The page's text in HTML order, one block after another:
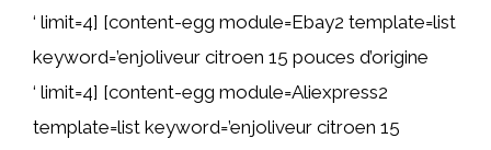
‘ limit=4] [content-egg module=Ebay2 template=list
keyword=’enjoliveur citroen 15 pouces d’origine
‘ limit=4] [content-egg module=Aliexpress2
template=list keyword=’enjoliveur citroen 15